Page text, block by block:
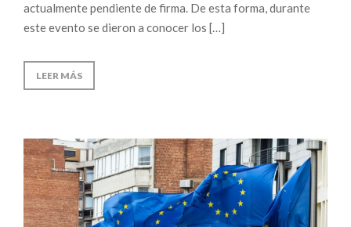
actualmente pendiente de firma. De esta forma, durante
este evento se dieron a conocer los […]
LEER MÁS